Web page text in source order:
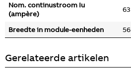
Nom. continustroom Iu
(ampère)
63
Breedte in module-eenheden 56
Gerelateerde artikelen